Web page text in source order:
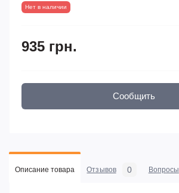
Нет в наличии
935 грн.
Сообщить
Описание товара Отзывов 0 Вопросы